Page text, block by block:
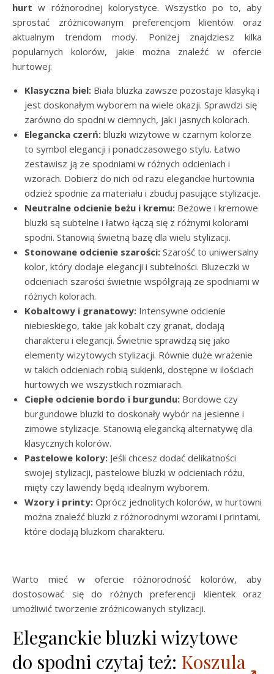
hurt w różnorodnej kolorystyce. Wszystko po to, aby
sprostać zróżnicowanym preferencjom klientów oraz
aktualnym trendom mody. Poniżej znajdziesz kilka
popularnych kolorów, jakie można znaleźć w ofercie
hurtowej:
Klasyczna biel: Biała bluzka zawsze pozostaje klasyką i
jest doskonałym wyborem na wiele okazji. Sprawdzi się
zarówno do spodni w ciemnych, jak i jasnych kolorach.
Elegancka czerń: bluzki wizytowe w czarnym kolorze
to symbol elegancji i ponadczasowego stylu. Łatwo
zestawisz ją ze spodniami w różnych odcieniach i
wzorach. Dobierz do nich od razu eleganckie hurtownia
odzież spodnie za materiału i zbuduj pasujące stylizacje.
Neutralne odcienie beżu i kremu: Beżowe i kremowe
bluzki są subtelne i łatwo łączą się z różnymi kolorami
spodni. Stanowią świetną bazę dla wielu stylizacji.
Stonowane odcienie szarości: Szarość to uniwersalny
kolor, który dodaje elegancji i subtelności. Bluzeczki w
odcieniach szarości świetnie współgrają ze spodniami w
różnych kolorach.
Kobaltowy i granatowy: Intensywne odcienie
niebieskiego, takie jak kobalt czy granat, dodają
charakteru i elegancji. Świetnie sprawdzą się jako
elementy wizytowych stylizacji. Równie duże wrażenie
w takich odcieniach robią sukienki, dostępne w ilościach
hurtowych we wszystkich rozmiarach.
Ciepłe odcienie bordo i burgundu: Bordowe czy
burgundowe bluzki to doskonały wybór na jesienne i
zimowe stylizacje. Stanowią elegancką alternatywę dla
klasycznych kolorów.
Pastelowe kolory: Jeśli chcesz dodać delikatności
swojej stylizacji, pastelowe bluzki w odcieniach różu,
mięty czy lawendy będą idealnym wyborem.
Wzory i printy: Oprócz jednolitych kolorów, w hurtowni
można znaleźć bluzki z różnorodnymi wzorami i printami,
które dodają bluzkom charakteru.
Warto mieć w ofercie różnorodność kolorów, aby
dostosować się do różnych preferencji klientek oraz
umożliwić tworzenie zróżnicowanych stylizacji.
Eleganckie bluzki wizytowe
do spodni czytaj też: Koszula